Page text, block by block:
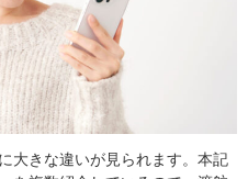
大きな違いが見られます。本記